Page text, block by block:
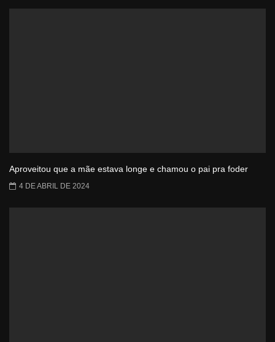
Aproveitou que a mãe estava longe e chamou o pai pra foder
4 DE ABRIL DE 2024